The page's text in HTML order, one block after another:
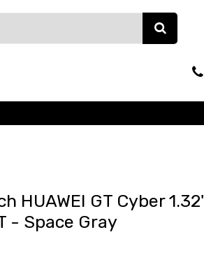
HUAWEI GT Cyber 1.32'
- Space Gray